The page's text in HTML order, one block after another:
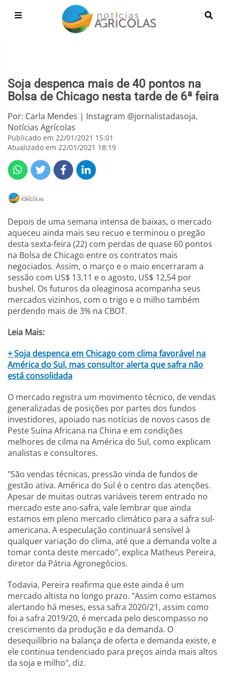
Soja despenca mais de 40 pontos na
Bolsa de Chicago nesta tarde de 6ª feira
Por: Carla Mendes | Instagram @jornalistadasoja,
Notícias Agrícolas
Publicado em 22/01/2021 15:01
Atualizado em 22/01/2021 18:19
Depois de uma semana intensa de baixas, o mercado
aqueceu ainda mais seu recuo e terminou o pregão
desta sexta-feira (22) com perdas de quase 60 pontos
na Bolsa de Chicago entre os contratos mais
negociados. Assim, o março e o maio encerraram a
sessão com US$ 13,11 e o agosto, US$ 12,54 por
bushel. Os futuros da oleaginosa acompanha seus
mercados vizinhos, com o trigo e o milho também
perdendo mais de 3% na CBOT.
Leia Mais:
+ Soja despenca em Chicago com clima favorável na
América do Sul, mas consultor alerta que safra não
está consolidada
O mercado registra um movimento técnico, de vendas
generalizadas de posições por partes dos fundos
investidores, apoiado nas notícias de novos casos de
Peste Suína Africana na China e em condições
melhores de cilma na América do Sul, como explicam
analistas e consultores.
"São vendas técnicas, pressão vinda de fundos de
gestão ativa. América do Sul é o centro das atenções.
Apesar de muitas outras variáveis terem entrado no
mercado este ano-safra, vale lembrar que ainda
estamos em pleno mercado climático para a safra sul-
americana. A especulação continuará sensível à
qualquer variação do clima, até que a demanda volte a
tomar conta deste mercado", explica Matheus Pereira,
diretor da Pátria Agronegócios.
Todavia, Pereira reafirma que este ainda é um
mercado altista no longo prazo. "Assim como estamos
alertando há meses, essa safra 2020/21, assim como
foi a safra 2019/20, é mercada pelo descompasso no
crescimento da produção e da demanda. O
desequilíbrio na balança de oferta e demanda existe, e
ele continua tendenciado para preços ainda mais altos
da soja e milho", diz.